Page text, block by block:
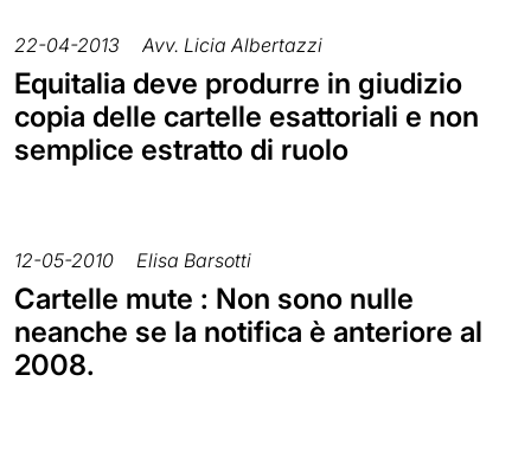
22-04-2013 Avv. Licia Albertazzi
Equitalia deve produrre in giudizio
copia delle cartelle esattoriali e non
semplice estratto di ruolo
12-05-2010 Elisa Barsotti
Cartelle mute : Non sono nulle
neanche se la notifica è anteriore al
2008.